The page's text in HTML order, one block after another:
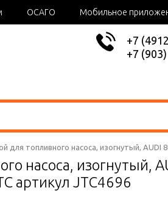
ОСАГО Мобильное
+7
+7
для топливного насоса, изогнутый, AUDI
насоса, изогнутый,
артикул JTC4696